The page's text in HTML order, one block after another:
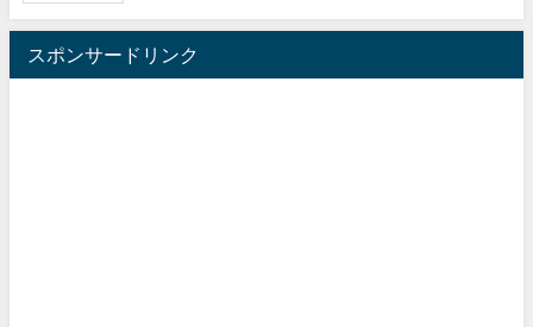
スポンサードリンク